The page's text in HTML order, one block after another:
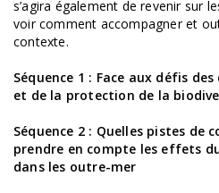
s’agira également de revenir sur
voir comment accompagner et
contexte.
Séquence 1 : Face aux défis
et de la protection de la
Séquence 2 : Quelles pistes de
prendre en compte les effets
dans les outre-mer